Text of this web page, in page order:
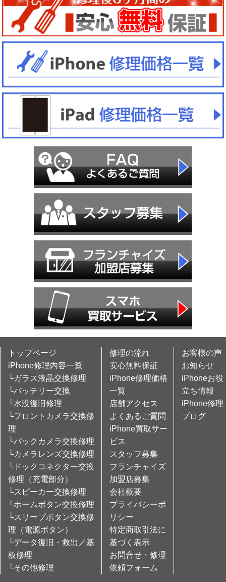
トップページ
iPhone修理内容一覧
└ガラス液晶交換修理
└バッテリー交換
└水没復旧修理
└フロントカメラ交換修
理
└バックカメラ交換修理
└カメラレンズ交換修理
└ドックコネクター交換
修理（充電部分）
└スピーカー交換修理
└ホームボタン交換修理
└スリープボタン交換修
理（電源ボタン）
└データ復旧・救出／基
板修理
└その他修理
修理の流れ
安心無料保証
iPhone修理価格
一覧
店舗アクセス
よくあるご質問
iPhone買取サー
ビス
スタッフ募集
フランチャイズ
加盟店募集
会社概要
プライバシーポ
リシー
特定商取引法に
基づく表示
お問合せ・修理
依頼フォーム
お客様の声
お知らせ
iPhoneお役
立ち情報
iPhone修理
ブログ